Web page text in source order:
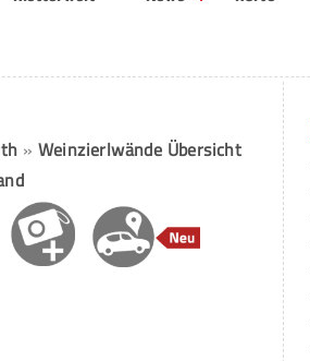
» Weinzierlwände Übersicht